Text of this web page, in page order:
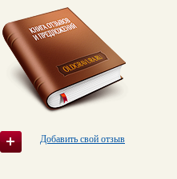
Добавить свой отзыв